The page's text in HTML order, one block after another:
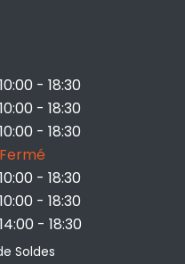
10:00 - 18:30
10:00 - 18:30
10:00 - 18:30
Fermé
10:00 - 18:30
10:00 - 18:30
14:00 - 18:30
Soldes